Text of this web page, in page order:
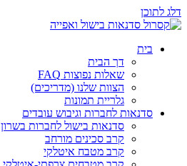
דלג לתוכן
בית
דך הבית
שאלות נפוצות FAQ
הצוות שלנו (מדריכים)
גלריית תמונות
סדנאות לחברות וגיבוש עובדים
סדנאות בישול לחברות בשרון
קרב סכינים מורחב
קרב מטבח איטלקי